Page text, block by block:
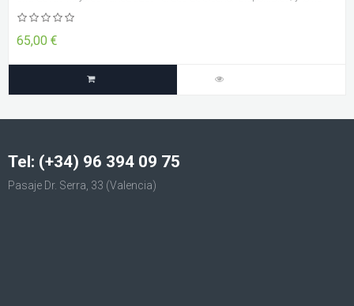
sido desde que salió a escena en los setenta como la legendaria
Californian Indica.
65,00 €
Tel: (+34) 96 394 09 75
Pasaje Dr. Serra, 33 (Valencia)